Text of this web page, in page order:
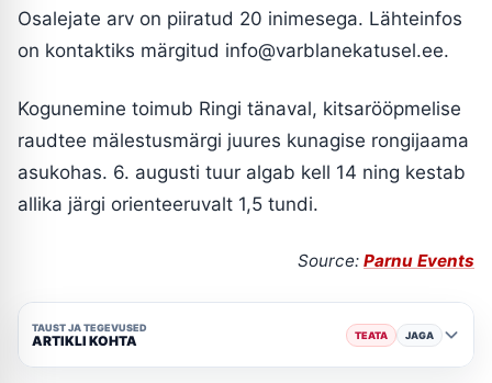
Osalejate arv on piiratud 20 inimesega. Lähteinfos
on kontaktiks märgitud info@varblanekatusel.ee.
Kogunemine toimub Ringi tänaval, kitsarööpmelise
raudtee mälestusmärgi juures kunagise rongijaama
asukohas. 6. augusti tuur algab kell 14 ning kestab
allika järgi orienteeruvalt 1,5 tundi.
Source: Parnu Events
TAUST JA TEGEVUSED
ARTIKLI KOHTA TEATA JAGA